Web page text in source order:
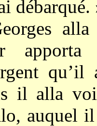
débarqué.
apporta
il alla
auquel